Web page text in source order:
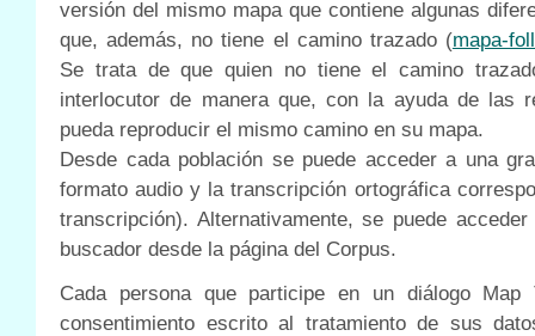
versión del mismo mapa que contiene algunas
que, además, no tiene el camino trazado (mapa-
Se trata de que quien no tiene el camino
interlocutor de manera que, con la ayuda de las
pueda reproducir el mismo camino en su mapa.
Desde cada población se puede acceder a una
formato audio y la transcripción ortográfica
transcripción). Alternativamente, se puede
buscador desde la página del Corpus.
Cada persona que participe en un diálogo
consentimiento escrito al tratamiento de sus